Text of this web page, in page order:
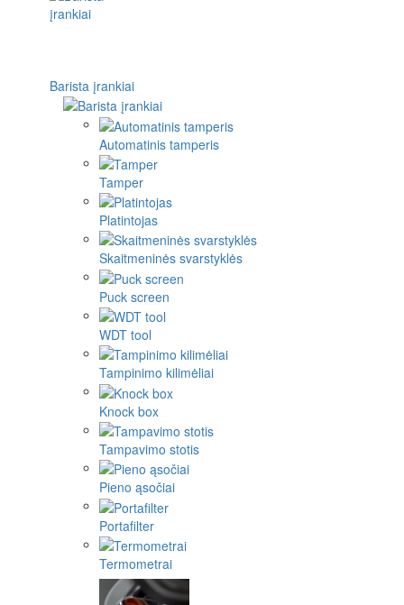
Barista įrankiai
Automatinis tamperis
Tamper
Platintojas
Skaitmeninės svarstyklės
Puck screen
WDT tool
Tampinimo kilimėliai
Knock box
Tampavimo stotis
Pieno ąsočiai
Portafilter
Termometrai